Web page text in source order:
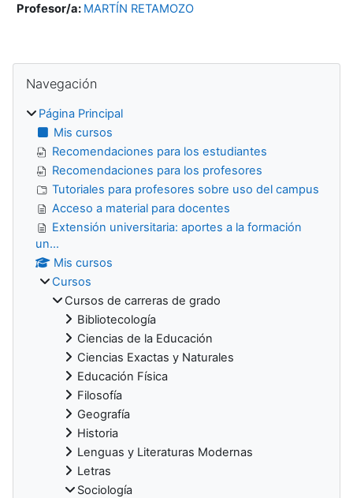
Profesor/a: MARTÍN RETAMOZO
Bloques
Navegación
Página Principal
Mis cursos
Recomendaciones para los estudiantes
Recomendaciones para los profesores
Tutoriales para profesores sobre uso del campus
Acceso a material para docentes
Extensión universitaria: aportes a la formación
un...
Mis cursos
Cursos
Cursos de carreras de grado
Bibliotecología
Ciencias de la Educación
Ciencias Exactas y Naturales
Educación Física
Filosofía
Geografía
Historia
Lenguas y Literaturas Modernas
Letras
Sociología